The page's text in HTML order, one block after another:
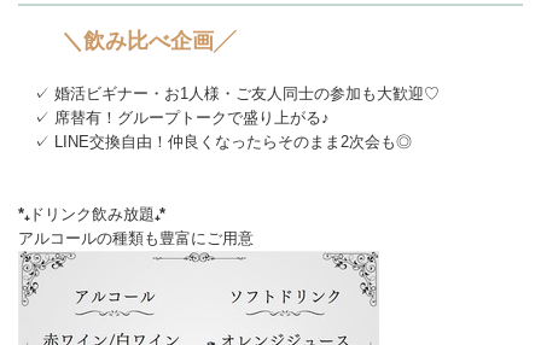
＼飲み比べ企画╱
✓ 婚活ビギナー・お1人様・ご友人同士の参加も大歓迎♡
✓ 席替有！グループトークで盛り上がる♪
✓ LINE交換自由！仲良くなったらそのまま2次会も◎
*₊ドリンク飲み放題₊*
アルコールの種類も豊富にご用意